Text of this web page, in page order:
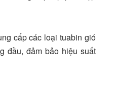
cấp các loại tuabin gió
đầu, đảm bảo hiệu suất